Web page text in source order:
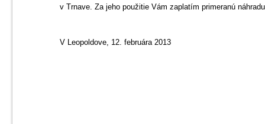
v Trnave. Za jeho použitie Vám zaplatím primeranú
V Leopoldove, 12. februára 2013